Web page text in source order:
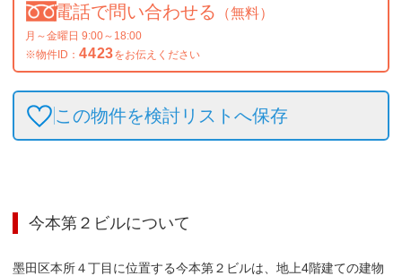
電話で問い合わせる （無料）
月～金曜日 9:00～18:00
※物件ID： 4423をお伝えください
この物件を検討リストへ保存
今本第２ビルについて
墨田区本所４丁目に位置する今本第２ビルは、地上4階建ての建物